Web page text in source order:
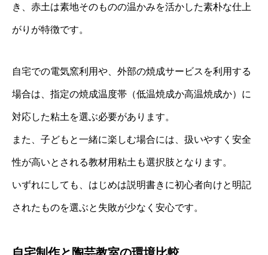
き、赤土は素地そのものの温かみを活かした素朴な仕上
がりが特徴です。
自宅での電気窯利用や、外部の焼成サービスを利用する
場合は、指定の焼成温度帯（低温焼成か高温焼成か）に
対応した粘土を選ぶ必要があります。
また、子どもと一緒に楽しむ場合には、扱いやすく安全
性が高いとされる教材用粘土も選択肢となります。
いずれにしても、はじめは説明書きに初心者向けと明記
されたものを選ぶと失敗が少なく安心です。